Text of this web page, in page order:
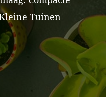
Tuinen